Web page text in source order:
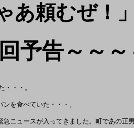
あ頼むぜ！
予告～～
・・・。
を食べていた・・・。
急ニュースが入ってきました。町であの正